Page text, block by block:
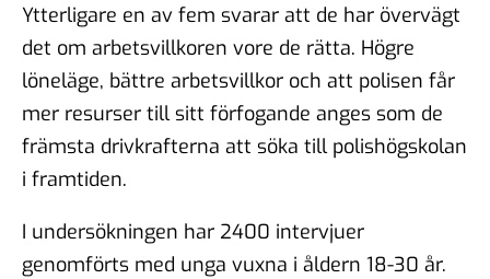
Ytterligare en av fem svarar att de har övervägt
det om arbetsvillkoren vore de rätta. Högre
löneläge, bättre arbetsvillkor och att polisen får
mer resurser till sitt förfogande anges som de
främsta drivkrafterna att söka till polishögskolan
i framtiden.
I undersökningen har 2400 intervjuer
genomförts med unga vuxna i åldern 18-30 år.